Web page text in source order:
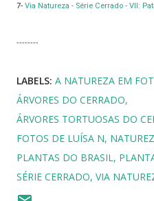
7- Via Natureza - Série Cerrado - VII:
--------
LABELS: A NATUREZA EM
ÁRVORES DO CERRADO
ÁRVORES TORTUOSAS DO
FOTOS DE LUÍSA N
PLANTAS DO BRASIL
SÉRIE CERRADO VIA